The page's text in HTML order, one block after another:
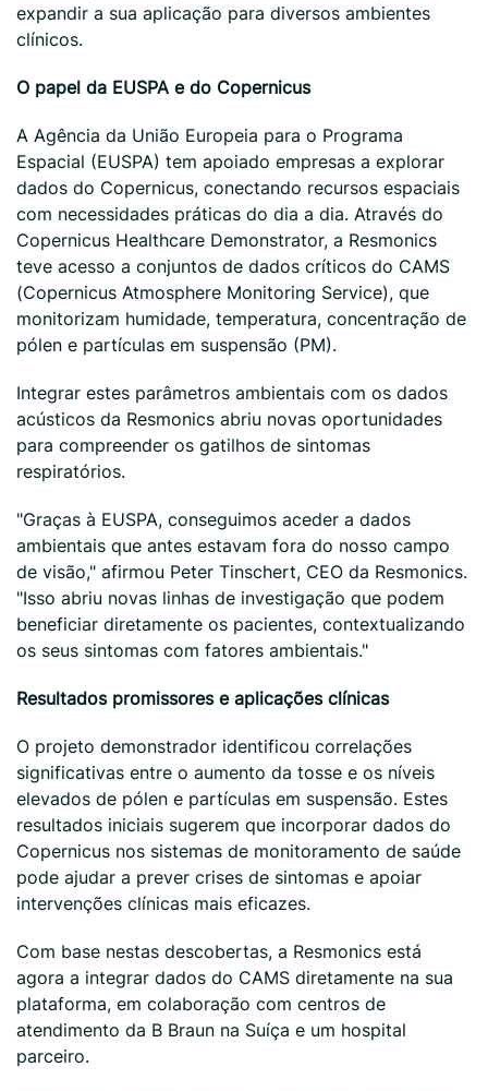
expandir a sua aplicação para diversos ambientes
clínicos.
O papel da EUSPA e do Copernicus
A Agência da União Europeia para o Programa
Espacial (EUSPA) tem apoiado empresas a explorar
dados do Copernicus, conectando recursos espaciais
com necessidades práticas do dia a dia. Através do
Copernicus Healthcare Demonstrator, a Resmonics
teve acesso a conjuntos de dados críticos do CAMS
(Copernicus Atmosphere Monitoring Service), que
monitorizam humidade, temperatura, concentração de
pólen e partículas em suspensão (PM).
Integrar estes parâmetros ambientais com os dados
acústicos da Resmonics abriu novas oportunidades
para compreender os gatilhos de sintomas
respiratórios.
"Graças à EUSPA, conseguimos aceder a dados
ambientais que antes estavam fora do nosso campo
de visão," afirmou Peter Tinschert, CEO da Resmonics.
"Isso abriu novas linhas de investigação que podem
beneficiar diretamente os pacientes, contextualizando
os seus sintomas com fatores ambientais."
Resultados promissores e aplicações clínicas
O projeto demonstrador identificou correlações
significativas entre o aumento da tosse e os níveis
elevados de pólen e partículas em suspensão. Estes
resultados iniciais sugerem que incorporar dados do
Copernicus nos sistemas de monitoramento de saúde
pode ajudar a prever crises de sintomas e apoiar
intervenções clínicas mais eficazes.
Com base nestas descobertas, a Resmonics está
agora a integrar dados do CAMS diretamente na sua
plataforma, em colaboração com centros de
atendimento da B Braun na Suíça e um hospital
parceiro.